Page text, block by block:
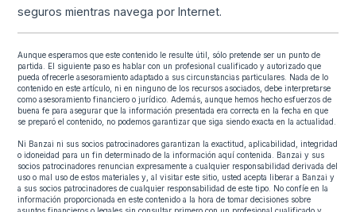
seguros mientras navega por Internet.
Aunque esperamos que este contenido le resulte útil, sólo pretende ser un punto de
partida. El siguiente paso es hablar con un profesional cualificado y autorizado que
pueda ofrecerle asesoramiento adaptado a sus circunstancias particulares. Nada de lo
contenido en este artículo, ni en ninguno de los recursos asociados, debe interpretarse
como asesoramiento financiero o jurídico. Además, aunque hemos hecho esfuerzos de
buena fe para asegurar que la información presentada era correcta en la fecha en que
se preparó el contenido, no podemos garantizar que siga siendo exacta en la actualidad.
Ni Banzai ni sus socios patrocinadores garantizan la exactitud, aplicabilidad, integridad
o idoneidad para un fin determinado de la información aquí contenida. Banzai y sus
socios patrocinadores renuncian expresamente a cualquier responsabilidad derivada del
uso o mal uso de estos materiales y, al visitar este sitio, usted acepta liberar a Banzai y
a sus socios patrocinadores de cualquier responsabilidad de este tipo. No confíe en la
información proporcionada en este contenido a la hora de tomar decisiones sobre